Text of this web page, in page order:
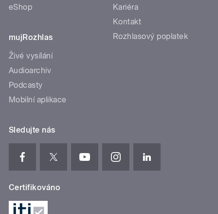
eShop
mujRozhlas
Živé vysílání
Audioarchiv
Podcasty
Mobilní aplikace
Kariéra
Kontakt
Rozhlasový poplatek
Sledujte nás
Certifikováno